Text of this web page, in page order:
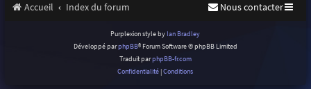
Accueil Index du forum Nous contacter
Purplexion style by Ian Bradley
Développé parphpBB® Forum Software © phpBB Limited
Traduit parphpBB-fr.com
Confidentialité |Conditions